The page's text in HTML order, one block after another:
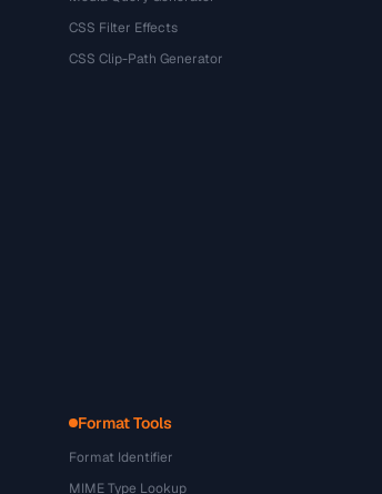
CSS Filter Effects
CSS Clip-Path Generator
Format Tools
Format Identifier
MIME Type Lookup